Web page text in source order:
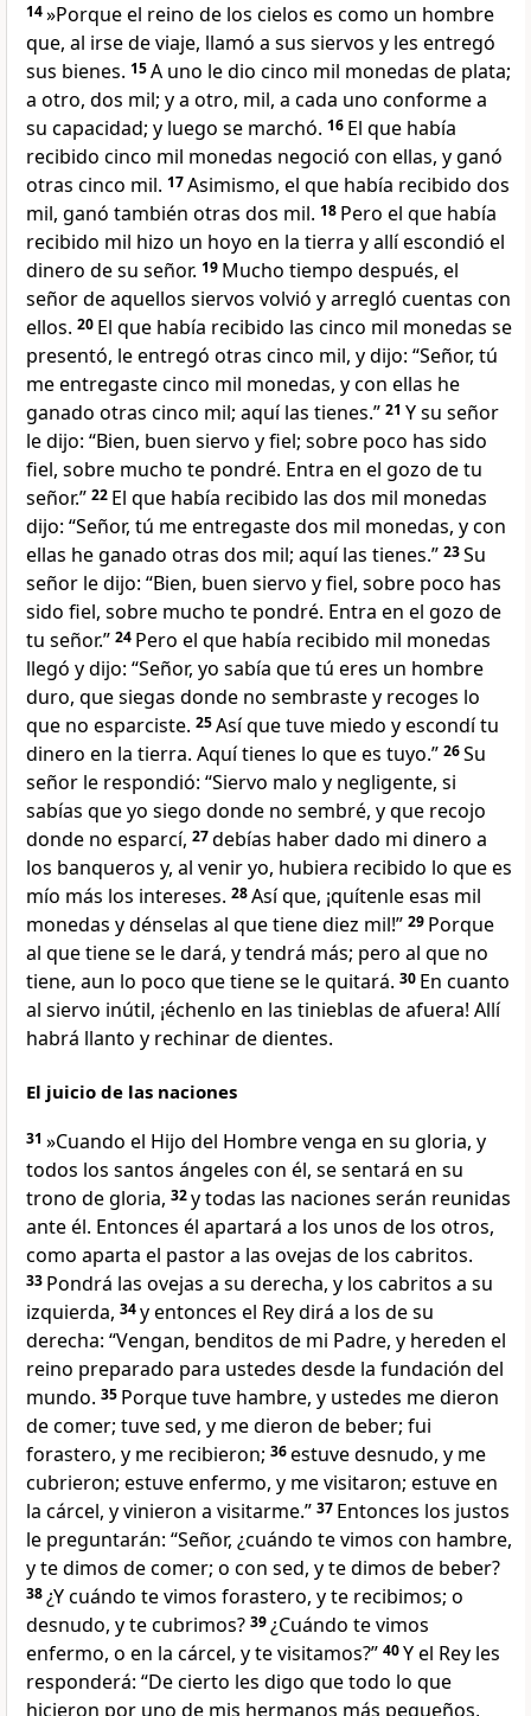
14»Porque el reino de los cielos es como un hombre
que, al irse de viaje, llamó a sus siervos y les entregó
sus bienes. 15A uno le dio cinco mil monedas de plata;
a otro, dos mil; y a otro, mil, a cada uno conforme a
su capacidad; y luego se marchó. 16 El que había
recibido cinco mil monedas negoció con ellas, y ganó
otras cinco mil. 17Asimismo, el que había recibido dos
mil, ganó también otras dos mil. 18 Pero el que había
recibido mil hizo un hoyo en la tierra y allí escondió el
dinero de su señor. 19 Mucho tiempo después, el
señor de aquellos siervos volvió y arregló cuentas con
ellos. 20 El que había recibido las cinco mil monedas se
presentó, le entregó otras cinco mil, y dijo: “Señor, tú
me entregaste cinco mil monedas, y con ellas he
ganado otras cinco mil; aquí las tienes.” 21 Y su señor
le dijo: “Bien, buen siervo y fiel; sobre poco has sido
fiel, sobre mucho te pondré. Entra en el gozo de tu
señor.” 22 El que había recibido las dos mil monedas
dijo: “Señor, tú me entregaste dos mil monedas, y con
ellas he ganado otras dos mil; aquí las tienes.” 23Su
señor le dijo: “Bien, buen siervo y fiel, sobre poco has
sido fiel, sobre mucho te pondré. Entra en el gozo de
tu señor.” 24 Pero el que había recibido mil monedas
llegó y dijo: “Señor, yo sabía que tú eres un hombre
duro, que siegas donde no sembraste y recoges lo
que no esparciste. 25Así que tuve miedo y escondí tu
dinero en la tierra. Aquí tienes lo que es tuyo.” 26Su
señor le respondió: “Siervo malo y negligente, si
sabías que yo siego donde no sembré, y que recojo
donde no esparcí, 27debías haber dado mi dinero a
los banqueros y, al venir yo, hubiera recibido lo que es
mío más los intereses. 28Así que, ¡quítenle esas mil
monedas y dénselas al que tiene diez mil!” 29 Porque
al que tiene se le dará, y tendrá más; pero al que no
tiene, aun lo poco que tiene se le quitará. 30 En cuanto
al siervo inútil, ¡échenlo en las tinieblas de afuera! Allí
habrá llanto y rechinar de dientes.
El juicio de las naciones
31 »Cuando el Hijo del Hombre venga en su gloria, y
todos los santos ángeles con él, se sentará en su
trono de gloria, 32y todas las naciones serán reunidas
ante él. Entonces él apartará a los unos de los otros,
como aparta el pastor a las ovejas de los cabritos.
33 Pondrá las ovejas a su derecha, y los cabritos a su
izquierda, 34y entonces el Rey dirá a los de su
derecha: “Vengan, benditos de mi Padre, y hereden el
reino preparado para ustedes desde la fundación del
mundo. 35 Porque tuve hambre, y ustedes me dieron
de comer; tuve sed, y me dieron de beber; fui
forastero, y me recibieron; 36estuve desnudo, y me
cubrieron; estuve enfermo, y me visitaron; estuve en
la cárcel, y vinieron a visitarme.” 37 Entonces los justos
le preguntarán: “Señor, ¿cuándo te vimos con hambre,
y te dimos de comer; o con sed, y te dimos de beber?
38¿Y cuándo te vimos forastero, y te recibimos; o
desnudo, y te cubrimos? 39¿Cuándo te vimos
enfermo, o en la cárcel, y te visitamos?” 40Y el Rey les
responderá: “De cierto les digo que todo lo que
hicieron por uno de mis hermanos más pequeños,